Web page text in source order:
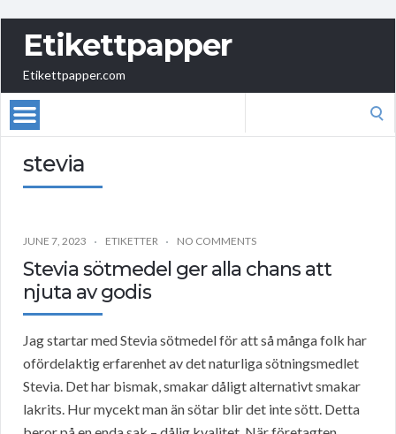
Etikettpapper
Etikettpapper.com
stevia
JUNE 7, 2023 ETIKETTER NO COMMENTS
Stevia sötmedel ger alla chans att
njuta av godis
Jag startar med Stevia sötmedel för att så många folk har
ofördelaktig erfarenhet av det naturliga sötningsmedlet
Stevia. Det har bismak, smakar dåligt alternativt smakar
lakrits. Hur mycekt man än sötar blir det inte sött. Detta